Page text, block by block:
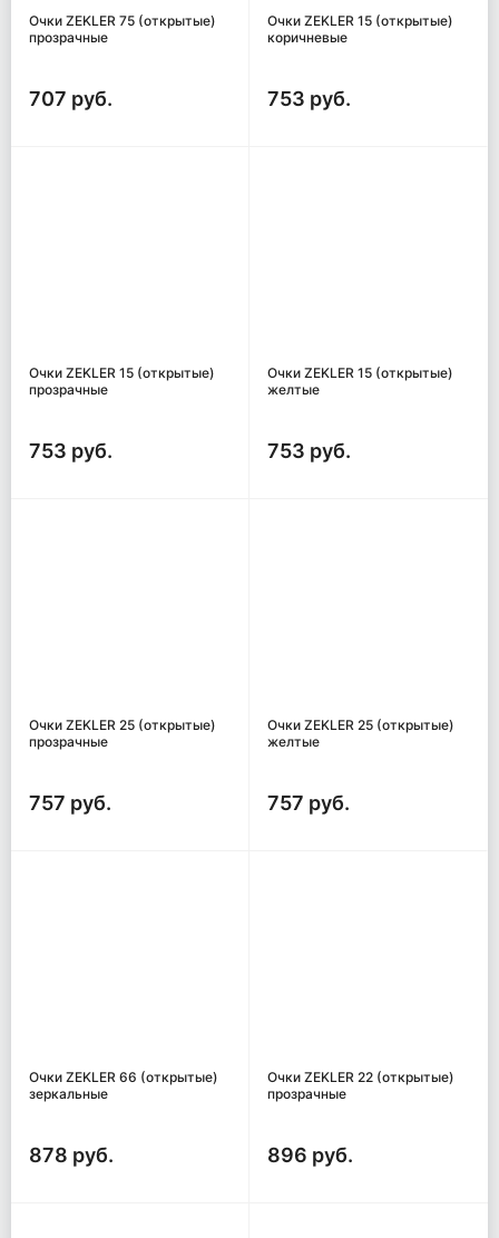
Очки ZEKLER 75 (открытые)
прозрачные
707 руб.
Очки ZEKLER 15 (открытые)
коричневые
753 руб.
Очки ZEKLER 15 (открытые)
прозрачные
753 руб.
Очки ZEKLER 15 (открытые)
желтые
753 руб.
Очки ZEKLER 25 (открытые)
прозрачные
757 руб.
Очки ZEKLER 25 (открытые)
желтые
757 руб.
Очки ZEKLER 66 (открытые)
зеркальные
878 руб.
Очки ZEKLER 22 (открытые)
прозрачные
896 руб.